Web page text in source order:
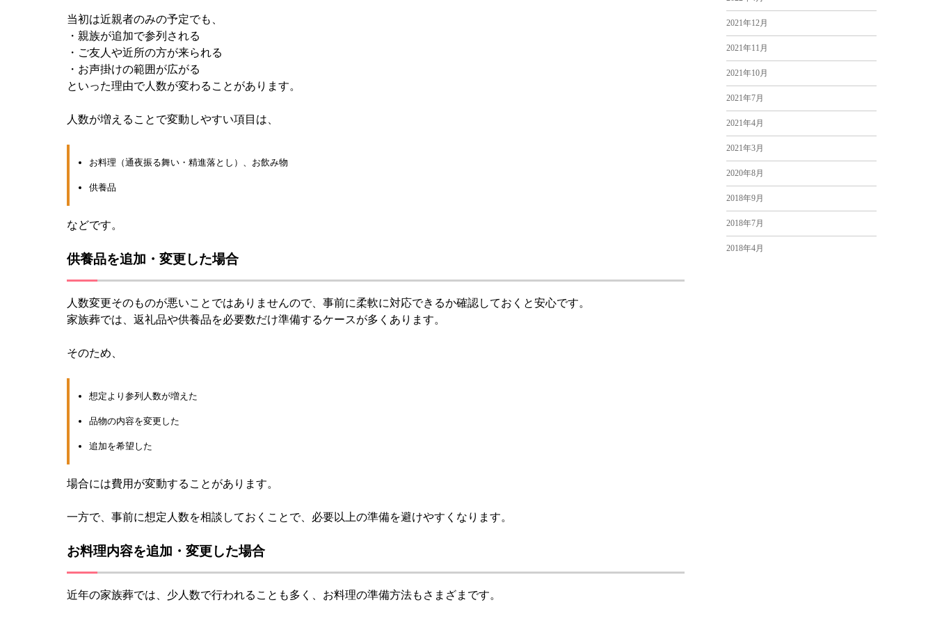
当初は近親者のみの予定でも、
・親族が追加で参列される
・ご友人や近所の方が来られる
・お声掛けの範囲が広がる
といった理由で人数が変わることがあります。
人数が増えることで変動しやすい項目は、
お料理（通夜振る舞い・精進落とし）、お飲み物
供養品
などです。
供養品を追加・変更した場合
人数変更そのものが悪いことではありませんので、事前に柔軟に対応できるか確認しておくと安心です。
家族葬では、返礼品や供養品を必要数だけ準備するケースが多くあります。
そのため、
想定より参列人数が増えた
品物の内容を変更した
追加を希望した
場合には費用が変動することがあります。
一方で、事前に想定人数を相談しておくことで、必要以上の準備を避けやすくなります。
お料理内容を追加・変更した場合
近年の家族葬では、少人数で行われることも多く、お料理の準備方法もさまざまです。
2021年12月
2021年11月
2021年10月
2021年7月
2021年4月
2021年3月
2020年8月
2018年9月
2018年7月
2018年4月